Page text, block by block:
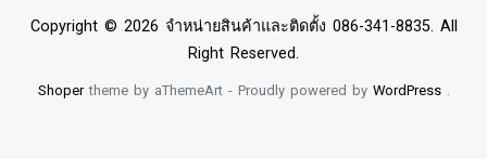
Copyright © 2026 จำหน่ายสินค้าและติดตั้ง 086-341-8835. All
Right Reserved.
Shopertheme by aThemeArt - Proudly powered by WordPress.